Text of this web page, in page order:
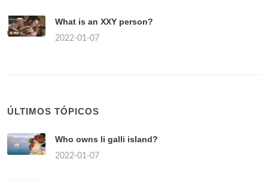
What is an XXY person?
2022-01-07
ÚLTIMOS TÓPICOS
Who owns li galli island?
2022-01-07